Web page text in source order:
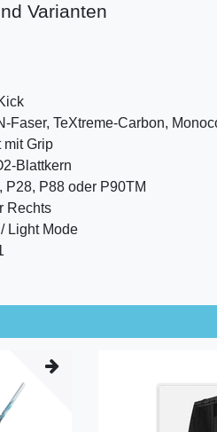
Varianten
Faser, TeXtreme-Carbon,
mit Grip
Blattkern
P28, P88 oder P90TM
Rechts
Light Mode